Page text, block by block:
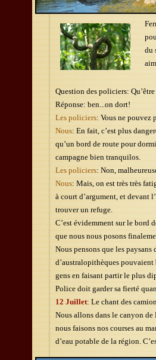
du
Question des policiers:
Réponse: ben...on dort!
Les policiers: Vous ne pouvez
Nous: En fait, c’est plus
qu’un bord de route pour
campagne bien tranquilos.
Les policiers: Non,
Nous: Mais, on est très très
à court d’argument, et devant
trouver un refuge.
C’est évidemment sur le bord
que nous nous posons
Nous pensons que les
d’australopithèques
gens en faisant partir le plus
Police doit garder sa fierté
12 Juillet: Le chant des
Nous allons dans le canyon
nous faisons nos courses au
d’eau potable de la région.